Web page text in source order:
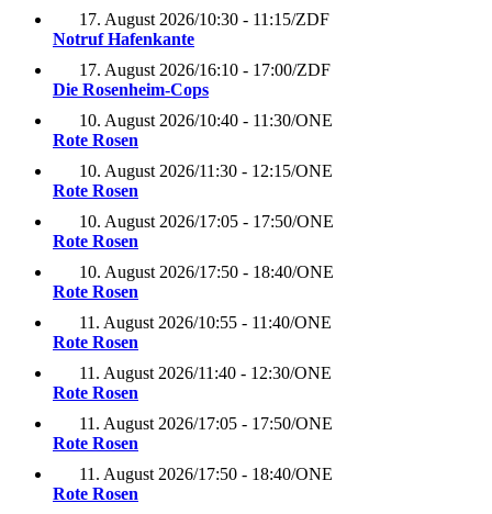
17. August 2026/10:30 - 11:15/ZDF
Notruf Hafenkante
17. August 2026/16:10 - 17:00/ZDF
Die Rosenheim-Cops
10. August 2026/10:40 - 11:30/ONE
Rote Rosen
10. August 2026/11:30 - 12:15/ONE
Rote Rosen
10. August 2026/17:05 - 17:50/ONE
Rote Rosen
10. August 2026/17:50 - 18:40/ONE
Rote Rosen
11. August 2026/10:55 - 11:40/ONE
Rote Rosen
11. August 2026/11:40 - 12:30/ONE
Rote Rosen
11. August 2026/17:05 - 17:50/ONE
Rote Rosen
11. August 2026/17:50 - 18:40/ONE
Rote Rosen